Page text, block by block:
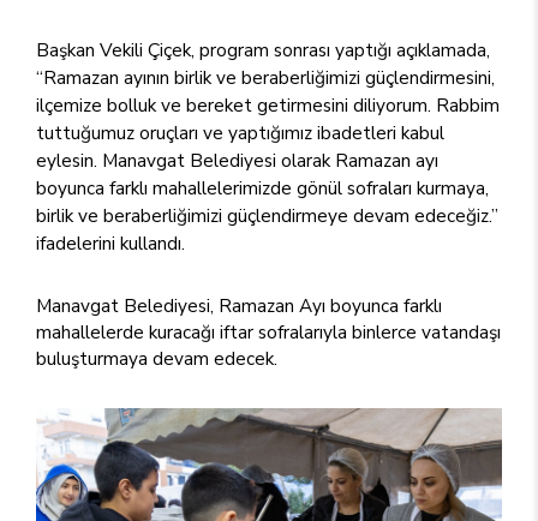
Başkan Vekili Çiçek, program sonrası yaptığı açıklamada,
“Ramazan ayının birlik ve beraberliğimizi güçlendirmesini,
ilçemize bolluk ve bereket getirmesini diliyorum. Rabbim
tuttuğumuz oruçları ve yaptığımız ibadetleri kabul
eylesin. Manavgat Belediyesi olarak Ramazan ayı
boyunca farklı mahallelerimizde gönül sofraları kurmaya,
birlik ve beraberliğimizi güçlendirmeye devam edeceğiz.”
ifadelerini kullandı.
Manavgat Belediyesi, Ramazan Ayı boyunca farklı
mahallelerde kuracağı iftar sofralarıyla binlerce vatandaşı
buluşturmaya devam edecek.